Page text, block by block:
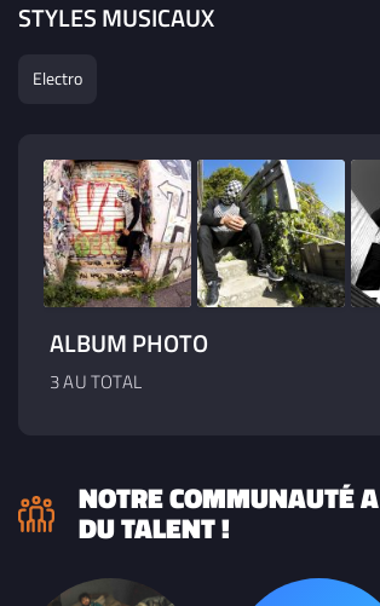
STYLES MUSICAUX
Electro
ALBUM PHOTO
3 AU TOTAL
NOTRE COMMUNAUTÉ A
DU TALENT !